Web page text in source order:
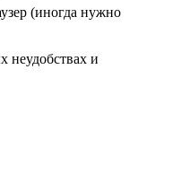
(иногда нужно
неудобствах и